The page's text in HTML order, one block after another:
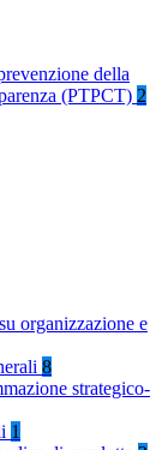
della
(PTPCT) 2
organizzazione e
8
strategico-
1